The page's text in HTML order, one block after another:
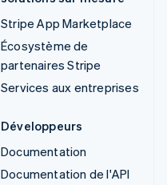
Stripe App Marketplace
Écosystème de
partenaires Stripe
Services aux entreprises
Développeurs
Documentation
Documentation de l'API